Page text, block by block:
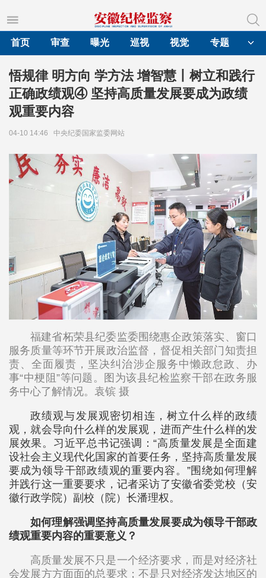
首页
审查 曝光 巡视 视觉 专题
悟规律 明方向 学方法 增智慧丨树立和践行
正确政绩观④ 坚持高质量发展要成为政绩
观重要内容
04-10 14:46 中央纪委国家监委网站
福建省柘荣县纪委监委围绕惠企政策落实、窗口
服务质量等环节开展政治监督，督促相关部门知责担
责、全面履责，坚决纠治涉企服务中懒政怠政、办
事“中梗阻”等问题。图为该县纪检监察干部在政务服
务中心了解情况。袁镔 摄
政绩观与发展观密切相连，树立什么样的政绩
观，就会导向什么样的发展观，进而产生什么样的发
展效果。习近平总书记强调：“高质量发展是全面建
设社会主义现代化国家的首要任务，坚持高质量发展
要成为领导干部政绩观的重要内容。”围绕如何理解
并践行这一重要要求，记者采访了安徽省委党校（安
徽行政学院）副校（院）长潘理权。
如何理解强调坚持高质量发展要成为领导干部政
绩观重要内容的重要意义？
高质量发展不只是一个经济要求，而是对经济社
会发展方方面面的总要求；不是只对经济发达地区的